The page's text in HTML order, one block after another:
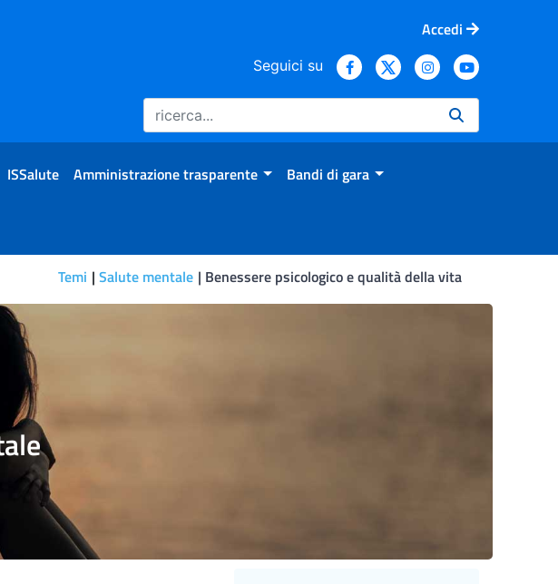
Accedi
Seguici su
ISSalute Amministrazione trasparente Bandi di gara
Temi Salute mentale Benessere psicologico e qualità della vita
con gli Animali